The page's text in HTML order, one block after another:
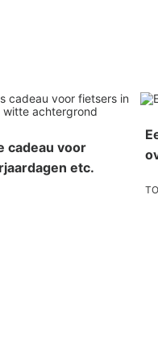
cadeau voor
etc.